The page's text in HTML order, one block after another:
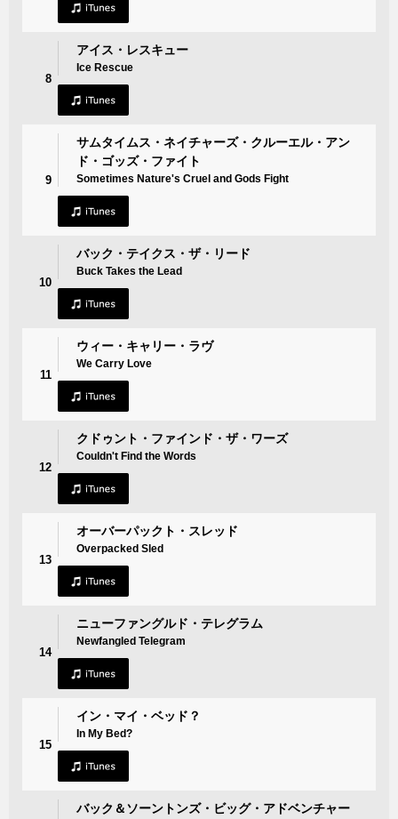
8
アイス・レスキュー
Ice Rescue
9
サムタイムス・ネイチャーズ・クルーエル・アン
ド・ゴッズ・ファイト
Sometimes Nature's Cruel and Gods Fight
10
バック・テイクス・ザ・リード
Buck Takes the Lead
11
ウィー・キャリー・ラヴ
We Carry Love
12
クドゥント・ファインド・ザ・ワーズ
Couldn't Find the Words
13
オーバーパックト・スレッド
Overpacked Sled
14
ニューファングルド・テレグラム
Newfangled Telegram
15
イン・マイ・ベッド？
In My Bed?
バック＆ソーントンズ・ビッグ・アドベンチャー